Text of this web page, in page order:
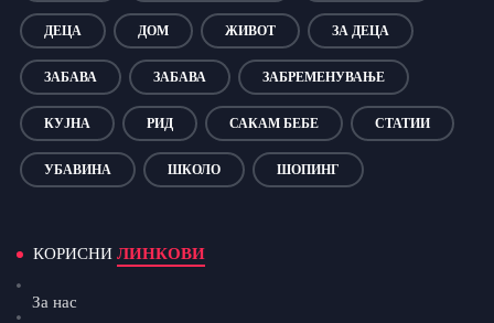
ДЕЦА ДОМ ЖИВОТ ЗА ДЕЦА
ЗАБАВА ЗАБАВА ЗАБРЕМЕНУВАЊЕ
КУЈНА РИД САКАМ БЕБЕ СТАТИИ
УБАВИНА ШКОЛО ШОПИНГ
КОРИСНИ ЛИНКОВИ
За нас